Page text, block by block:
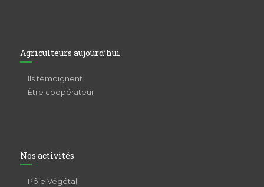
Agriculteurs aujourd’hui
Ils témoignent
Être coopérateur
Nos activités
Pôle Végétal